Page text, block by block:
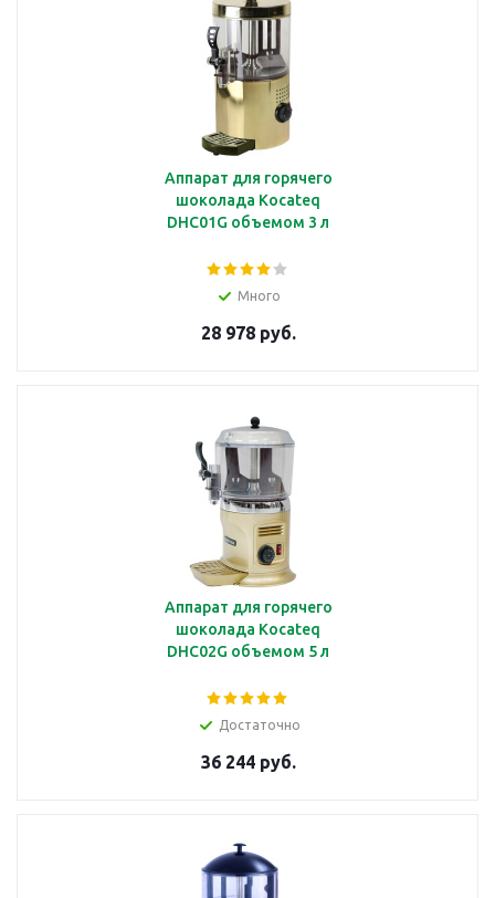
Аппарат для горячего
шоколада Kocateq
DHC01G объемом 3 л
Много
28 978 руб.
Аппарат для горячего
шоколада Kocateq
DHC02G объемом 5 л
Достаточно
36 244 руб.